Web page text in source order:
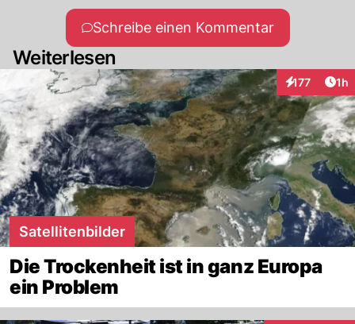
Schreibe einen Kommentar
Weiterlesen
177
Interaktionen
1h
Satellitenbilder
Die Trockenheit ist in ganz Europa
ein Problem